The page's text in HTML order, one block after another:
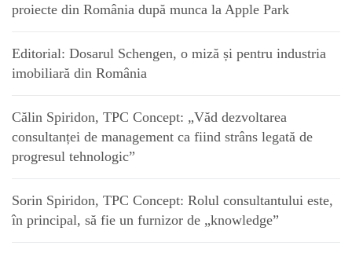
proiecte din România după munca la Apple Park
Editorial: Dosarul Schengen, o miză și pentru industria
imobiliară din România
Călin Spiridon, TPC Concept: „Văd dezvoltarea
consultanței de management ca fiind strâns legată de
progresul tehnologic”
Sorin Spiridon, TPC Concept: Rolul consultantului este,
în principal, să fie un furnizor de „knowledge”